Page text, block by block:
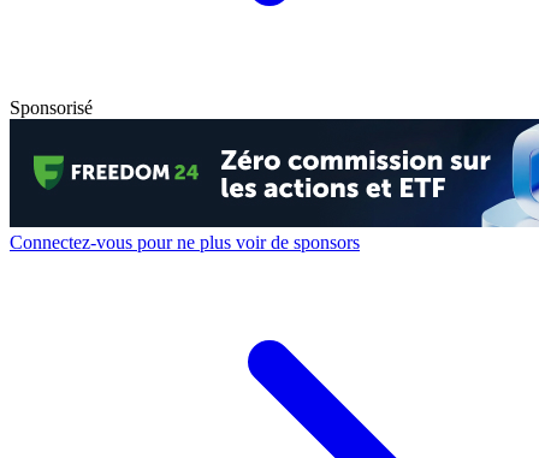
Sponsorisé
Connectez-vous pour ne plus voir de sponsors